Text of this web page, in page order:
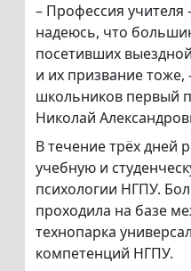
– Профессия учителя
надеюсь, что
посетивших
и их призвание тоже,
школьников первый
Николай
В течение трёх дней
учебную и
психологии НГПУ.
проходила на базе
технопарка
компетенций НГПУ.